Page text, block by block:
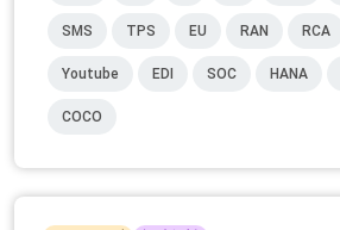
SMS TPS EU RAN RCA
Youtube EDI SOC HANA
COCO